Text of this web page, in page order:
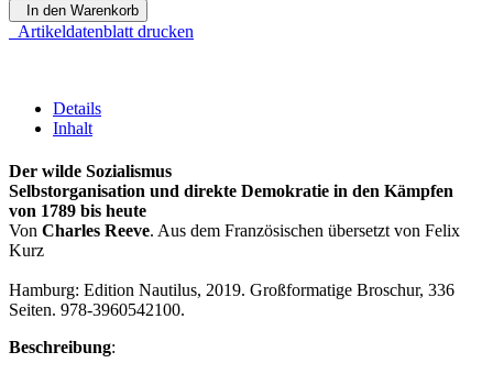
In den Warenkorb
Artikeldatenblatt drucken
Details
Inhalt
Der wilde Sozialismus
Selbstorganisation und direkte Demokratie in den Kämpfen
von 1789 bis heute
Von Charles Reeve. Aus dem Französischen übersetzt von Felix
Kurz
Hamburg: Edition Nautilus, 2019. Großformatige Broschur, 336
Seiten. 978-3960542100.
Beschreibung: